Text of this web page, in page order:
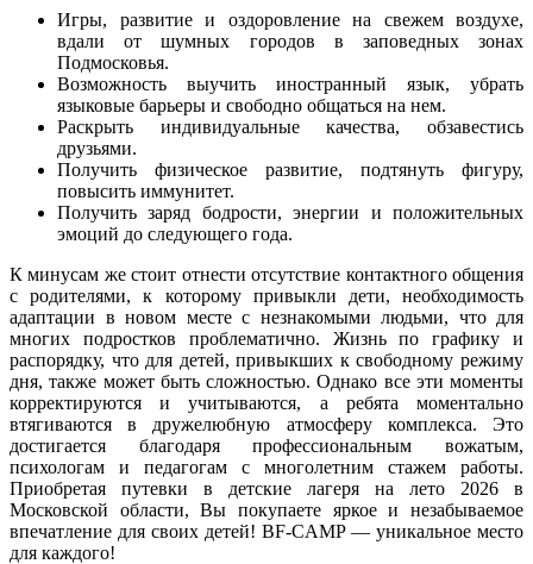
Игры, развитие и оздоровление на свежем воздухе,
вдали от шумных городов в заповедных зонах
Подмосковья.
Возможность выучить иностранный язык, убрать
языковые барьеры и свободно общаться на нем.
Раскрыть индивидуальные качества, обзавестись
друзьями.
Получить физическое развитие, подтянуть фигуру,
повысить иммунитет.
Получить заряд бодрости, энергии и положительных
эмоций до следующего года.
К минусам же стоит отнести отсутствие контактного общения
с родителями, к которому привыкли дети, необходимость
адаптации в новом месте с незнакомыми людьми, что для
многих подростков проблематично. Жизнь по графику и
распорядку, что для детей, привыкших к свободному режиму
дня, также может быть сложностью. Однако все эти моменты
корректируются и учитываются, а ребята моментально
втягиваются в дружелюбную атмосферу комплекса. Это
достигается благодаря профессиональным вожатым,
психологам и педагогам с многолетним стажем работы.
Приобретая путевки в детские лагеря на лето 2026 в
Московской области, Вы покупаете яркое и незабываемое
впечатление для своих детей! BF-CAMP — уникальное место
для каждого!